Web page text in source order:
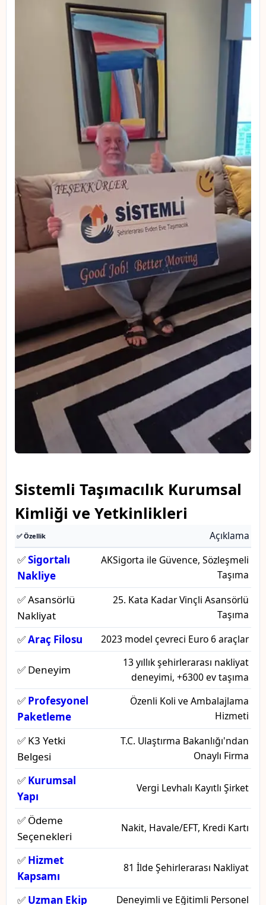
Sistemli Taşımacılık Kurumsal
Kimliği ve Yetkinlikleri
✅ Özellik Açıklama
✅Sigortalı
Nakliye
AKSigorta ile Güvence, Sözleşmeli
Taşıma
✅ Asansörlü
Nakliyat
25. Kata Kadar Vinçli Asansörlü
Taşıma
✅Araç Filosu 2023 model çevreci Euro 6 araçlar
✅ Deneyim
13 yıllık şehirlerarası nakliyat
deneyimi, +6300 ev taşıma
✅ Profesyonel
Paketleme
Özenli Koli ve Ambalajlama
Hizmeti
✅ K3 Yetki
Belgesi
T.C. Ulaştırma Bakanlığı'ndan
Onaylı Firma
✅ Kurumsal
Yapı
Vergi Levhalı Kayıtlı Şirket
✅ Ödeme
Seçenekleri
Nakit, Havale/EFT, Kredi Kartı
✅ Hizmet
Kapsamı
81 İlde Şehirlerarası Nakliyat
✅ Uzman Ekip Deneyimli ve Eğitimli Personel